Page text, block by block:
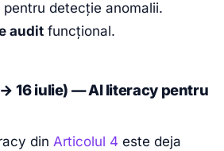
detecție anomalii.
audit funcțional.
16 iulie) — AI literacy pentru
din Articolul 4 este deja